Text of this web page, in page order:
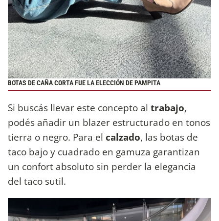
BOTAS DE CAÑA CORTA FUE LA ELECCIÓN DE PAMPITA
Si buscás llevar este concepto al trabajo,
podés añadir un blazer estructurado en tonos
tierra o negro. Para el calzado, las botas de
taco bajo y cuadrado en gamuza garantizan
un confort absoluto sin perder la elegancia
del taco sutil.